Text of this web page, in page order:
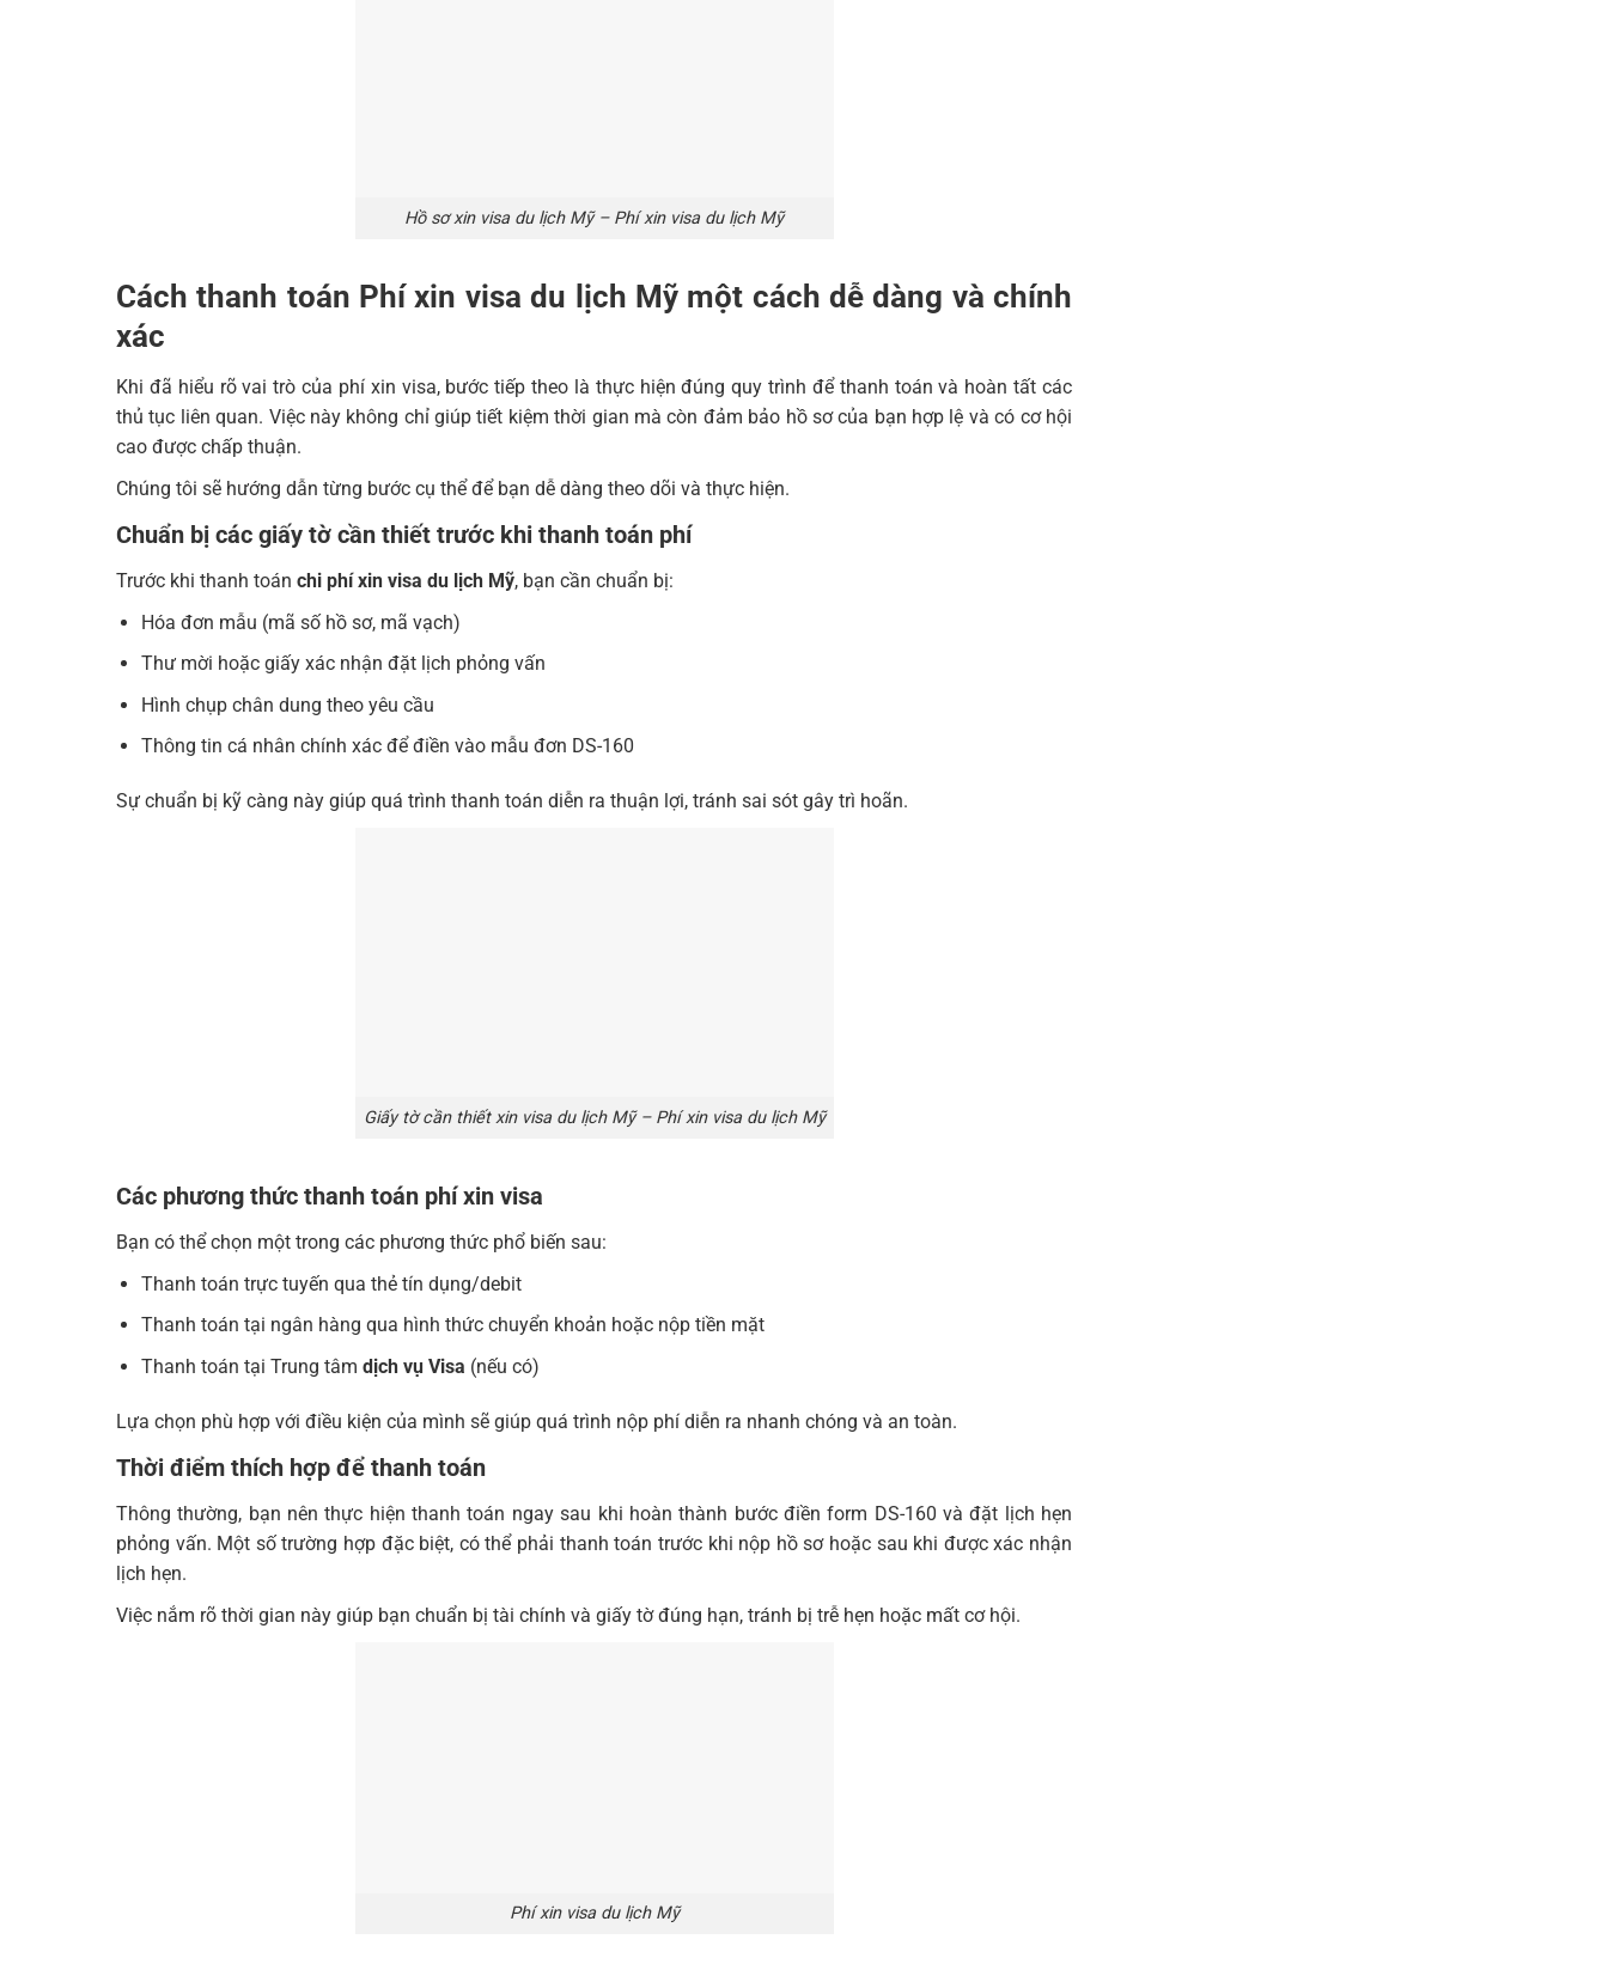
Hồ sơ xin visa du lịch Mỹ – Phí xin visa du lịch Mỹ
Cách thanh toán Phí xin visa du lịch Mỹmột cách dễ dàng và chính
xác
Khi đã hiểu rõ vai trò của phí xin visa, bước tiếp theo là thực hiện đúng quy trình để thanh toán và hoàn tất các
thủ tục liên quan. Việc này không chỉ giúp tiết kiệm thời gian mà còn đảm bảo hồ sơ của bạn hợp lệ và có cơ hội
cao được chấp thuận.
Chúng tôi sẽ hướng dẫn từng bước cụ thể để bạn dễ dàng theo dõi và thực hiện.
Chuẩn bị các giấy tờ cần thiết trước khi thanh toán phí
Trước khi thanh toán chi phí xin visa du lịch Mỹ, bạn cần chuẩn bị:
Hóa đơn mẫu (mã số hồ sơ, mã vạch)
Thư mời hoặc giấy xác nhận đặt lịch phỏng vấn
Hình chụp chân dung theo yêu cầu
Thông tin cá nhân chính xác để điền vào mẫu đơn DS-160
Sự chuẩn bị kỹ càng này giúp quá trình thanh toán diễn ra thuận lợi, tránh sai sót gây trì hoãn.
Giấy tờ cần thiết xin visa du lịch Mỹ – Phí xin visa du lịch Mỹ
Các phương thức thanh toán phí xin visa
Bạn có thể chọn một trong các phương thức phổ biến sau:
Thanh toán trực tuyến qua thẻ tín dụng/debit
Thanh toán tại ngân hàng qua hình thức chuyển khoản hoặc nộp tiền mặt
Thanh toán tại Trung tâm dịch vụ Visa (nếu có)
Lựa chọn phù hợp với điều kiện của mình sẽ giúp quá trình nộp phí diễn ra nhanh chóng và an toàn.
Thời điểm thích hợp để thanh toán
Thông thường, bạn nên thực hiện thanh toán ngay sau khi hoàn thành bước điền form DS-160 và đặt lịch hẹn
phỏng vấn. Một số trường hợp đặc biệt, có thể phải thanh toán trước khi nộp hồ sơ hoặc sau khi được xác nhận
lịch hẹn.
Việc nắm rõ thời gian này giúp bạn chuẩn bị tài chính và giấy tờ đúng hạn, tránh bị trễ hẹn hoặc mất cơ hội.
Phí xin visa du lịch Mỹ